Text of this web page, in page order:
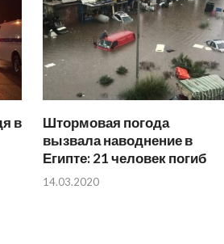
в
Штормовая погода
вызвала наводнение в
Египте: 21 человек погиб
14.03.2020